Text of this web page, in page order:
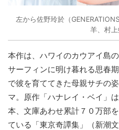
左から佐野玲於（
羊、村
本作は、ハワイのカウアイ島
サーフィンに明け暮れる思春
で彼を育ててきた母親サチの
マ。原作「ハナレイ・ベイ」
本、文庫あわせ累計７０万部
ている「東京奇譚集」（新潮文